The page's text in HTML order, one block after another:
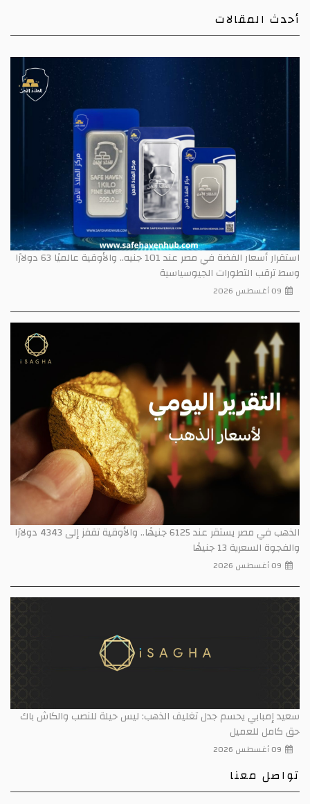
أحدث المقالات
استقرار أسعار الفضة في مصر عند 101 جنيه.. والأوقية عالميًا 63 دولارًا
وسط ترقب التطورات الجيوسياسية
09 أغسطس 2026
الذهب في مصر يستقر عند 6125 جنيهًا.. والأوقية تقفز إلى 4343 دولارًا
والفجوة السعرية 13 جنيهًا
09 أغسطس 2026
سعيد إمبابي يحسم جدل تغليف الذهب: ليس حيلة للنصب والكاش باك
حق كامل للعميل
09 أغسطس 2026
تواصل معنا